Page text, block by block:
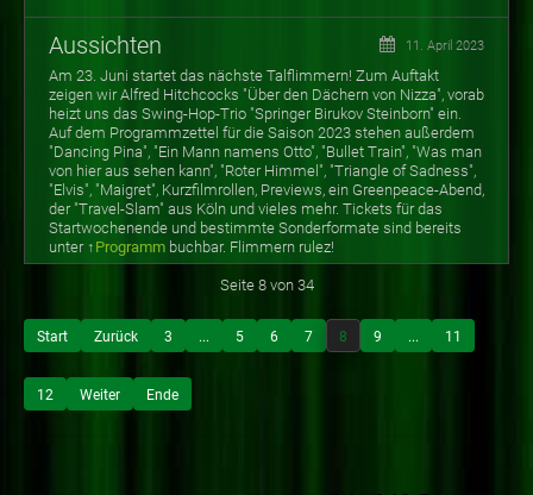
Aussichten 11. April 2023
Am 23. Juni startet das nächste Talflimmern! Zum Auftakt
zeigen wir Alfred Hitchcocks "Über den Dächern von Nizza", vorab
heizt uns das Swing-Hop-Trio "Springer Birukov Steinborn" ein.
Auf dem Programmzettel für die Saison 2023 stehen außerdem
"Dancing Pina", "Ein Mann namens Otto", "Bullet Train", "Was man
von hier aus sehen kann", "Roter Himmel", "Triangle of Sadness",
"Elvis", "Maigret", Kurzfilmrollen, Previews, ein Greenpeace-Abend,
der "Travel-Slam" aus Köln und vieles mehr. Tickets für das
Startwochenende und bestimmte Sonderformate sind bereits
unter ↑ Programm buchbar. Flimmern rulez!
Seite 8 von 34
Start Zurück 3 ... 5 6 7 8 9 ... 11
12 Weiter Ende